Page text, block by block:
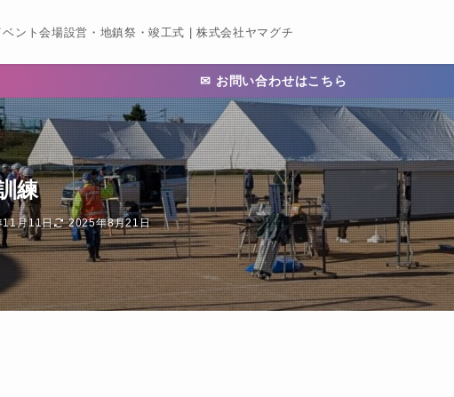
ント会場設営・地鎮祭・竣工式 | 株式会社ヤマグチ
✉ お問い合わせはこちら
練
11月11日 2025年8月21日